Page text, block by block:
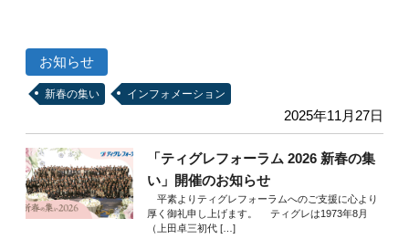
お知らせ
新春の集い インフォメーション
2025年11月27日
「ティグレフォーラム 2026 新春の集
い」開催のお知らせ
平素よりティグレフォーラムへのご支援に心より
厚く御礼申し上げます。 ティグレは1973年8月
（上田卓三初代 […]